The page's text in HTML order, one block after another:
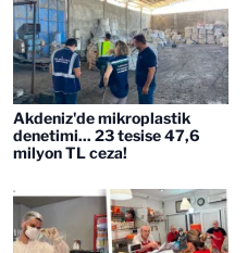
Akdeniz'de mikroplastik
denetimi... 23 tesise 47,6
milyon TL ceza!